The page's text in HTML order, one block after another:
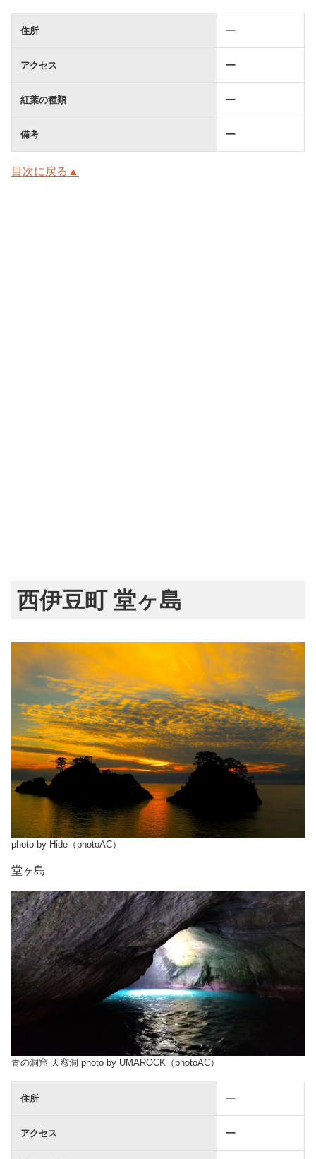
住所 ━
アクセス ━
紅葉の種類 ━
備考 ━
目次に戻る▲
西伊豆町 堂ヶ島
photo by Hide（photoAC）
堂ヶ島
青の洞窟 天窓洞 photo by UMAROCK（photoAC）
住所 ━
アクセス ━